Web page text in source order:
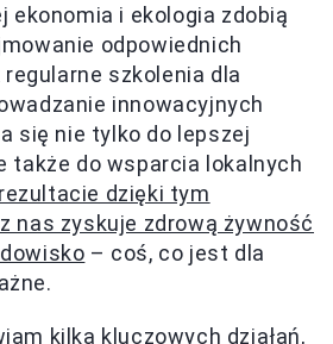
ekonomia i ekologia zdobią
odpowiednich
regularne szkolenia dla
innowacyjnych
się nie tylko do lepszej
także do wsparcia lokalnych
dzięki tym
nas zyskuje zdrową żywność
– coś, co jest dla
kilka kluczowych działań,